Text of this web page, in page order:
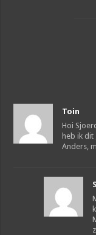
Toin
Hoi
heb ik dit
Anders,